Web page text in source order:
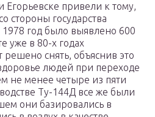
Егорьевске привели к тому,
стороны государства
год было выявлено 600
уже в 80-х годах
решено снять, объяснив это
людей при переходе
не менее четыре из пяти
Ту-144Д все же были
они базировались в